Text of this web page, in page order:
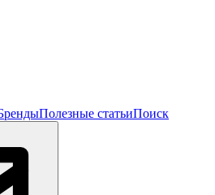
Полезные статьиПоиск